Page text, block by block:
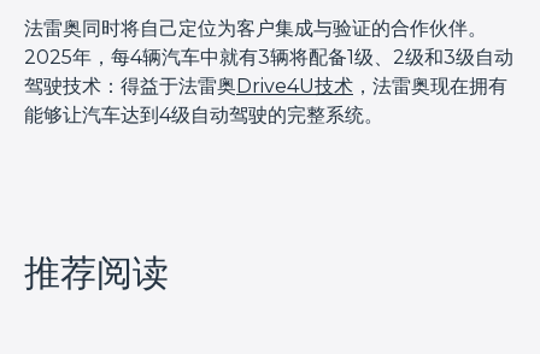
法雷奥同时将自己定位为客户集成与验证的合作伙伴。
2025年，每4辆汽车中就有3辆将配备1级、2级和3级自动
驾驶技术：得益于法雷奥Drive4U技术 ，法雷奥现在拥有
能够让汽车达到4级自动驾驶的完整系统。
推荐阅读